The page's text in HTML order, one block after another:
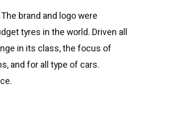
brand and logo were
tyres in the world. Driven all
in its class, the focus of
and for all type of cars.